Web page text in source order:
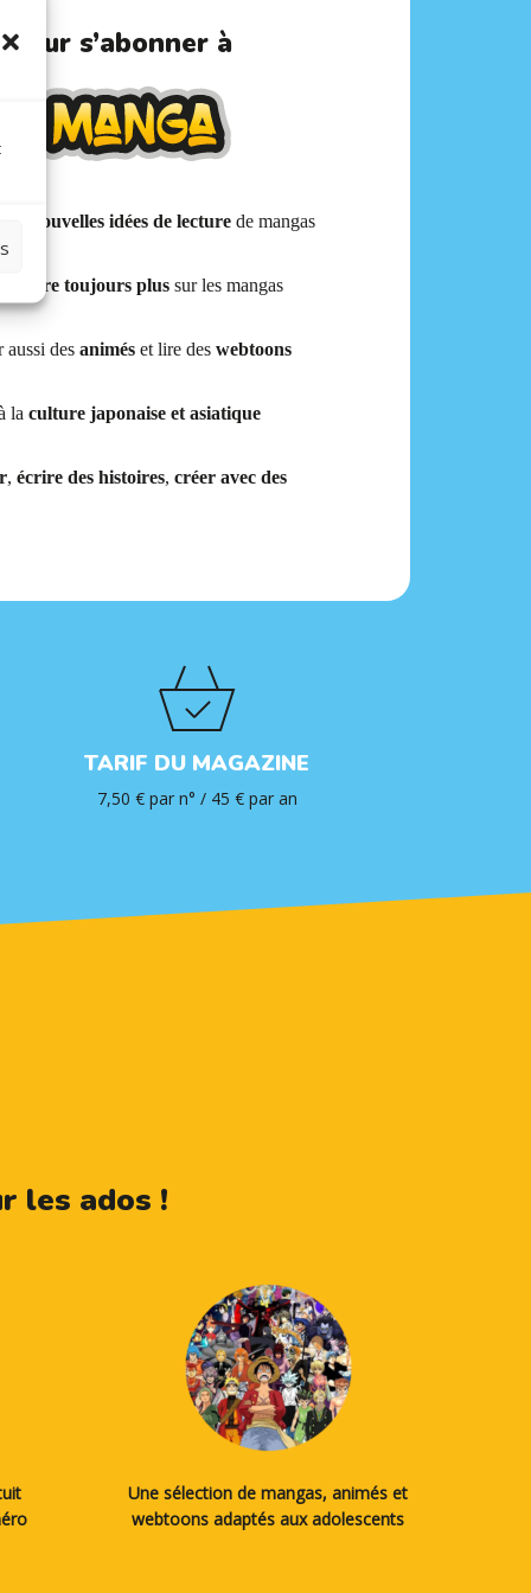
s’abonner à
nouvelles idées de lecture de mangas
toujours plus sur les mangas
aussi des animés et lire des webtoons
la culture japonaise et asiatique
, écrire des histoires, créer avec des
TARIF DU MAGAZINE
7,50 € par n° / 45 € par an
les ados !
Une sélection de mangas, animés et
webtoons adaptés aux adolescents